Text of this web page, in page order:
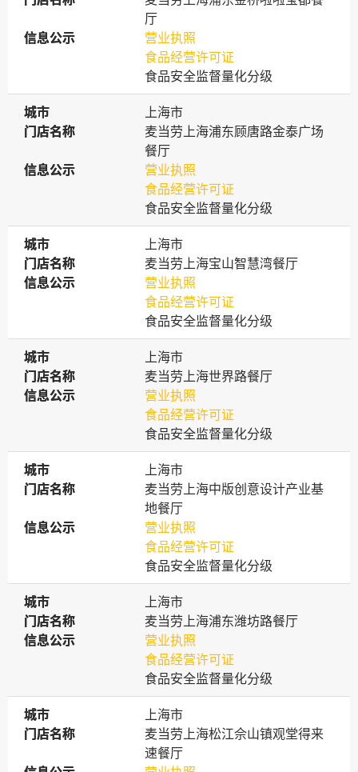
厅
信息公示
信息公示
营业执照
食品经营许可证
食品安全监督量化分级
城市
城市
上海市
门店名称
门店名称
麦当劳上海浦东顾唐路金泰广场
餐厅
信息公示
信息公示
营业执照
食品经营许可证
食品安全监督量化分级
城市
城市
上海市
门店名称
门店名称
麦当劳上海宝山智慧湾餐厅
信息公示
信息公示
营业执照
食品经营许可证
食品安全监督量化分级
城市
城市
上海市
门店名称
门店名称
麦当劳上海世界路餐厅
信息公示
信息公示
营业执照
食品经营许可证
食品安全监督量化分级
城市
城市
上海市
门店名称
门店名称
麦当劳上海中版创意设计产业基
地餐厅
信息公示
信息公示
营业执照
食品经营许可证
食品安全监督量化分级
城市
城市
上海市
门店名称
门店名称
麦当劳上海浦东潍坊路餐厅
信息公示
信息公示
营业执照
食品经营许可证
食品安全监督量化分级
城市
城市
上海市
门店名称
门店名称
麦当劳上海松江佘山镇观堂得来
速餐厅